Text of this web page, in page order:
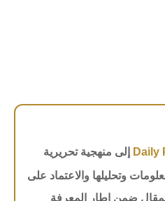
إلى منهجية تحريرية
وتحليلها والاعتماد على
ضمن إطار المعرفة